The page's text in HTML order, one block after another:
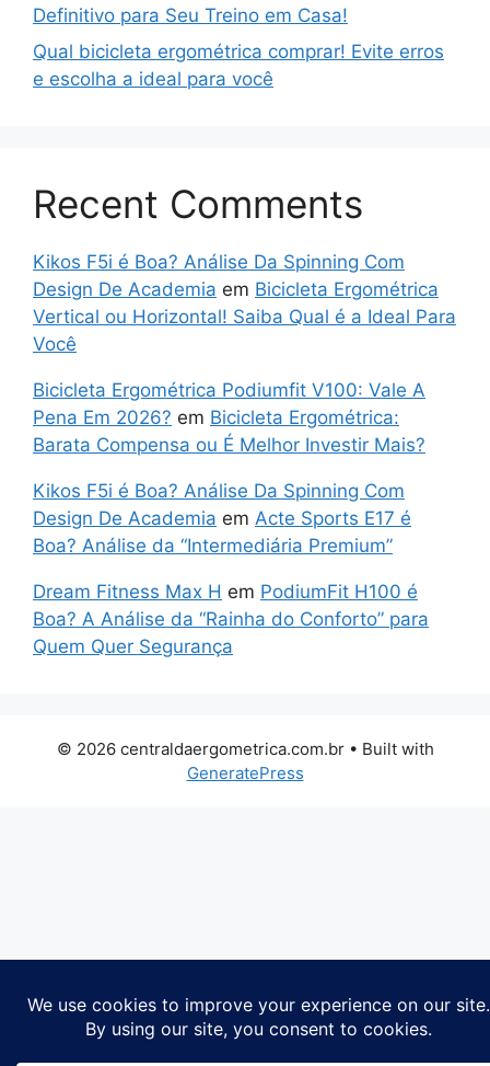
Definitivo para Seu Treino em Casa!
Qual bicicleta ergométrica comprar! Evite erros
e escolha a ideal para você
Recent Comments
Kikos F5i é Boa? Análise Da Spinning Com
Design De Academia em Bicicleta Ergométrica
Vertical ou Horizontal! Saiba Qual é a Ideal Para
Você
Bicicleta Ergométrica Podiumfit V100: Vale A
Pena Em 2026? em Bicicleta Ergométrica:
Barata Compensa ou É Melhor Investir Mais?
Kikos F5i é Boa? Análise Da Spinning Com
Design De Academia em Acte Sports E17 é
Boa? Análise da “Intermediária Premium”
Dream Fitness Max H em PodiumFit H100 é
Boa? A Análise da “Rainha do Conforto” para
Quem Quer Segurança
© 2026 centraldaergometrica.com.br• Built with
GeneratePress